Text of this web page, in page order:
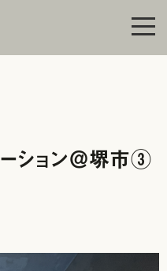
menu
ション＠堺市③